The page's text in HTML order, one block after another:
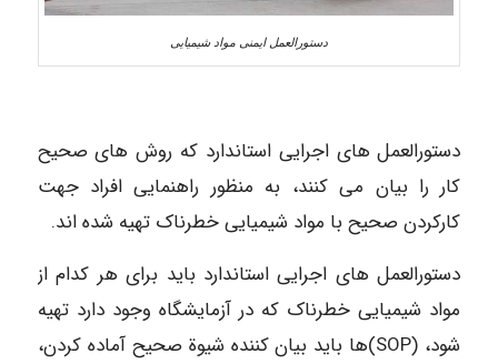
دستورالعمل ایمنی مواد شیمیایی
دستورالعمل های اجرایی استاندارد که روش های صحیح
کار را بیان می کنند، به منظور راهنمایی افراد جهت
کارکردن صحیح با مواد شیمیایی خطرناک تهیه شده اند.
دستورالعمل های اجرایی استاندارد باید برای هر کدام از
مواد شیمیایی خطرناک که در آزمایشگاه وجود دارد تهیه
شود، (SOP)ها باید بیان کننده شیوة صحیح آماده کردن،